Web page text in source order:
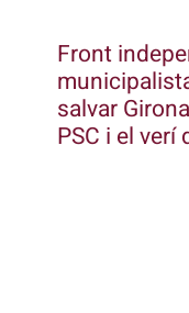
Front
salvar
PSC i el verí